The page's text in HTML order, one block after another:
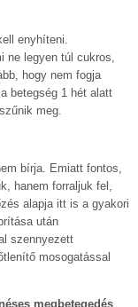
enyhíteni.
ne legyen túl cukros,
hogy nem fogja
betegség 1 hét alatt
meg.
bírja. Emiatt fontos,
hanem forraljuk fel,
alapja itt is a gyakori
után
szennyezett
mosogatással
megbetegedés